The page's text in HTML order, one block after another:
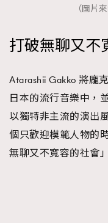
（圖片
打破無聊又不
Atarashii Gakko 將龐
日本的流行音樂中，
以獨特非主流的演出
個只歡迎模範人物的
無聊又不寬容的社會」